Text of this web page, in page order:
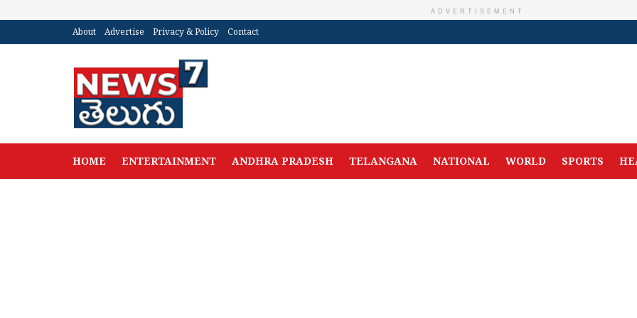
ADVERTISEMENT
About Advertise Privacy & Policy Contact
HOME ENTERTAINMENT ANDHRA PRADESH TELANGANA NATIONAL WORLD SPORTS